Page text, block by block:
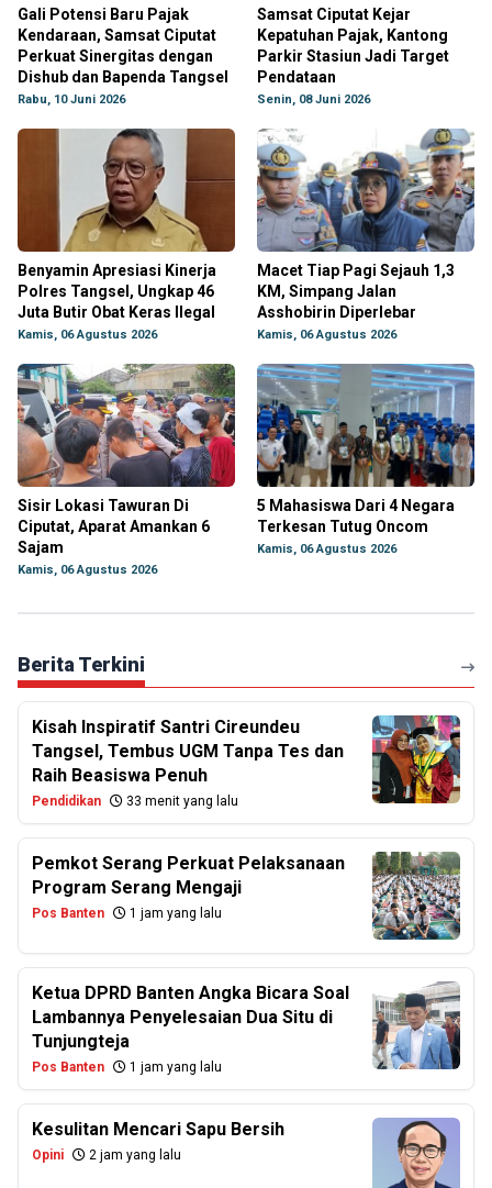
Gali Potensi Baru Pajak
Kendaraan, Samsat Ciputat
Perkuat Sinergitas dengan
Dishub dan Bapenda Tangsel
Rabu, 10 Juni 2026
Samsat Ciputat Kejar
Kepatuhan Pajak, Kantong
Parkir Stasiun Jadi Target
Pendataan
Senin, 08 Juni 2026
Benyamin Apresiasi Kinerja
Polres Tangsel, Ungkap 46
Juta Butir Obat Keras Ilegal
Kamis, 06 Agustus 2026
Macet Tiap Pagi Sejauh 1,3
KM, Simpang Jalan
Asshobirin Diperlebar
Kamis, 06 Agustus 2026
Sisir Lokasi Tawuran Di
Ciputat, Aparat Amankan 6
Sajam
Kamis, 06 Agustus 2026
5 Mahasiswa Dari 4 Negara
Terkesan Tutug Oncom
Kamis, 06 Agustus 2026
Berita Terkini
Kisah Inspiratif Santri Cireundeu
Tangsel, Tembus UGM Tanpa Tes dan
Raih Beasiswa Penuh
Pendidikan 33 menit yang lalu
Pemkot Serang Perkuat Pelaksanaan
Program Serang Mengaji
Pos Banten 1 jam yang lalu
Ketua DPRD Banten Angka Bicara Soal
Lambannya Penyelesaian Dua Situ di
Tunjungteja
Pos Banten 1 jam yang lalu
Kesulitan Mencari Sapu Bersih
Opini 2 jam yang lalu